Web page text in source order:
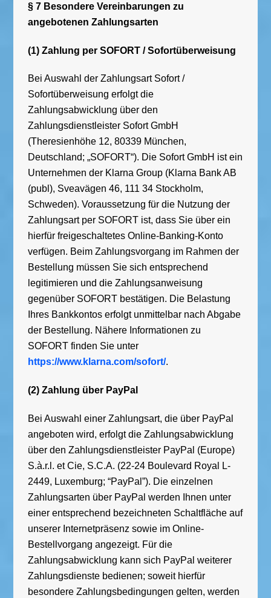
§ 7 Besondere Vereinbarungen zu
angebotenen Zahlungsarten
(1) Zahlung per SOFORT / Sofortüberweisung
Bei Auswahl der Zahlungsart Sofort /
Sofortüberweisung erfolgt die
Zahlungsabwicklung über den
Zahlungsdienstleister Sofort GmbH
(Theresienhöhe 12, 80339 München,
Deutschland; „SOFORT“). Die Sofort GmbH ist ein
Unternehmen der Klarna Group (Klarna Bank AB
(publ), Sveavägen 46, 111 34 Stockholm,
Schweden). Voraussetzung für die Nutzung der
Zahlungsart per SOFORT ist, dass Sie über ein
hierfür freigeschaltetes Online-Banking-Konto
verfügen. Beim Zahlungsvorgang im Rahmen der
Bestellung müssen Sie sich entsprechend
legitimieren und die Zahlungsanweisung
gegenüber SOFORT bestätigen. Die Belastung
Ihres Bankkontos erfolgt unmittelbar nach Abgabe
der Bestellung. Nähere Informationen zu
SOFORT finden Sie unter
https://www.klarna.com/sofort/.
(2) Zahlung über PayPal
Bei Auswahl einer Zahlungsart, die über PayPal
angeboten wird, erfolgt die Zahlungsabwicklung
über den Zahlungsdienstleister PayPal (Europe)
S.à.r.l. et Cie, S.C.A. (22-24 Boulevard Royal L-
2449, Luxemburg; “PayPal”). Die einzelnen
Zahlungsarten über PayPal werden Ihnen unter
einer entsprechend bezeichneten Schaltfläche auf
unserer Internetpräsenz sowie im Online-
Bestellvorgang angezeigt. Für die
Zahlungsabwicklung kann sich PayPal weiterer
Zahlungsdienste bedienen; soweit hierfür
besondere Zahlungsbedingungen gelten, werden